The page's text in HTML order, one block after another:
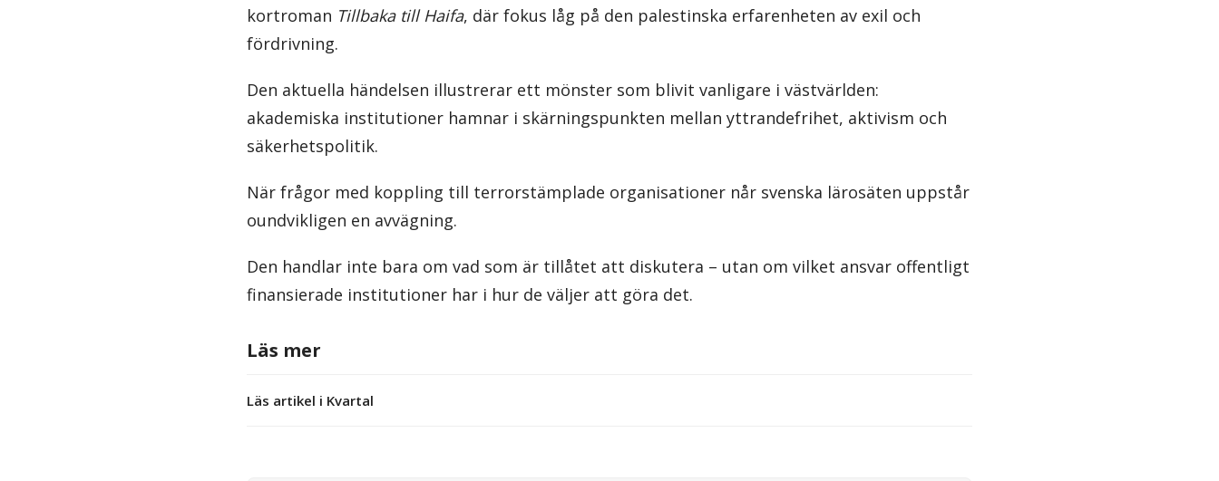
kortroman Tillbaka till Haifa, där fokus låg på den palestinska erfarenheten av exil och
fördrivning.
Den aktuella händelsen illustrerar ett mönster som blivit vanligare i västvärlden:
akademiska institutioner hamnar i skärningspunkten mellan yttrandefrihet, aktivism och
säkerhetspolitik.
När frågor med koppling till terrorstämplade organisationer når svenska lärosäten uppstår
oundvikligen en avvägning.
Den handlar inte bara om vad som är tillåtet att diskutera – utan om vilket ansvar offentligt
finansierade institutioner har i hur de väljer att göra det.
Läs mer
Läs artikel i Kvartal